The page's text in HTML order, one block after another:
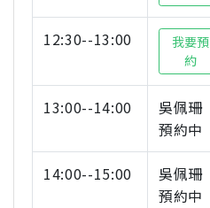
12:30--13:00
我要預
約
13:00--14:00
吳佩珊
預約中
14:00--15:00
吳佩珊
預約中